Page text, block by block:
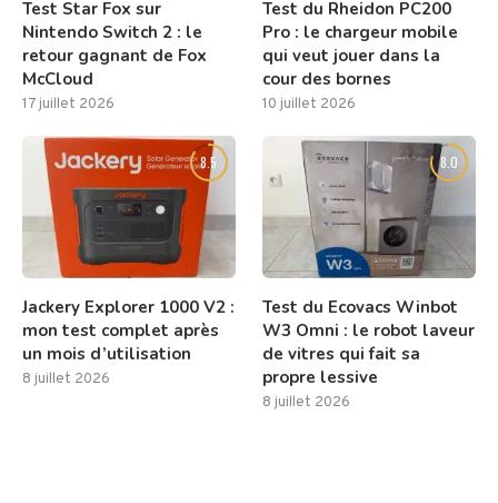
Test Star Fox sur
Nintendo Switch 2 : le
retour gagnant de Fox
McCloud
17 juillet 2026
Test du Rheidon PC200
Pro : le chargeur mobile
qui veut jouer dans la
cour des bornes
10 juillet 2026
8.5
Jackery Explorer 1000 V2 :
mon test complet après
un mois d’utilisation
8 juillet 2026
8.0
Test du Ecovacs Winbot
W3 Omni : le robot laveur
de vitres qui fait sa
propre lessive
8 juillet 2026